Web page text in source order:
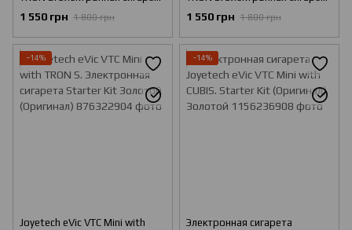
Starter Kit Черный (Оригинал)
1 550 грн 1 800 грн
Starter Kit Серый (Оригинал)
1 550 грн 1 800 грн
−14%
Joyetech eVic VTC Mini with
−14%
Электронная сигарета